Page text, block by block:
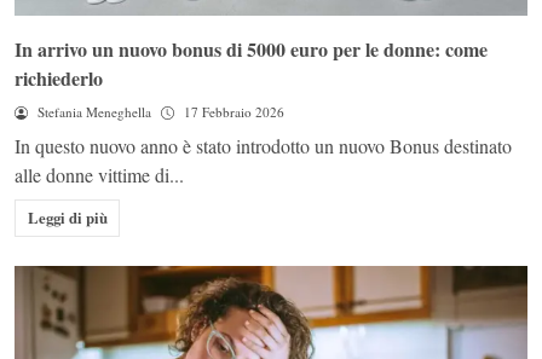
In arrivo un nuovo bonus di 5000 euro per le donne: come
richiederlo
Stefania Meneghella 17 Febbraio 2026
In questo nuovo anno è stato introdotto un nuovo Bonus destinato
alle donne vittime di...
Leggi di più